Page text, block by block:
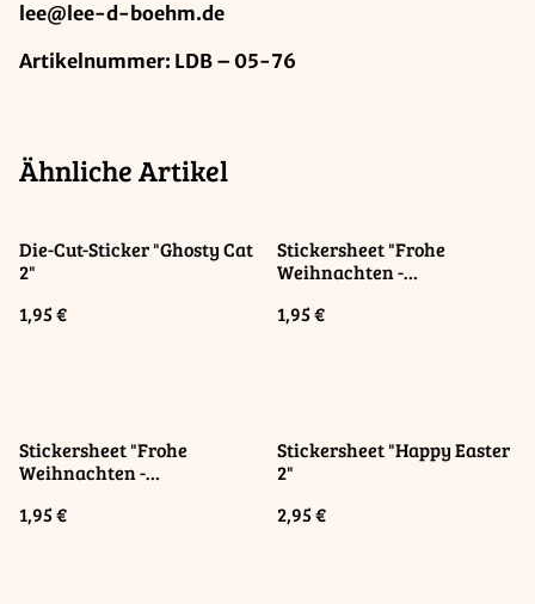
lee@lee-d-boehm.de
Artikelnummer: LDB – 05-76
Ähnliche Artikel
Die-Cut-Sticker "Ghosty Cat
2"
1,95 €
Stickersheet "Frohe
Weihnachten -
Christmas - Raven
1,95 €
Stickersheet "Frohe
Weihnachten -
Christmas - Christmas
1,95 €
Stickersheet "Happy Easter
2"
2,95 €